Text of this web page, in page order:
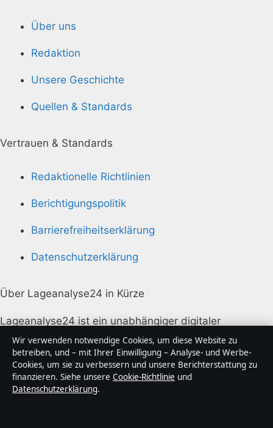
Über uns
Redaktion
Unsere Geschichte
Quellen & Standards
Vertrauen & Standards
Redaktionelle Richtlinien
Berichtigungspolitik
Barrierefreiheitserklärung
Datenschutzerklärung
Über Lageanalyse24 in Kürze
Lageanalyse24 ist ein unabhängiger digitaler
Nachrichtenanbieter mit Fokus auf Politik, Wirtschaft,
Technik und Gesellschaft in Deutschland. Jeder Artikel
trägt eine Byline, wird von einem Redakteur geprüft
und vor der Veröffentlichung faktengecheckt.
Wir verwenden notwendige Cookies, um diese Website zu
betreiben, und – mit Ihrer Einwilligung – Analyse- und Werbe-
Cookies, um sie zu verbessern und unsere Berichterstattung zu
finanzieren. Siehe unsere Cookie-Richtlinie und
Datenschutzerklärung.